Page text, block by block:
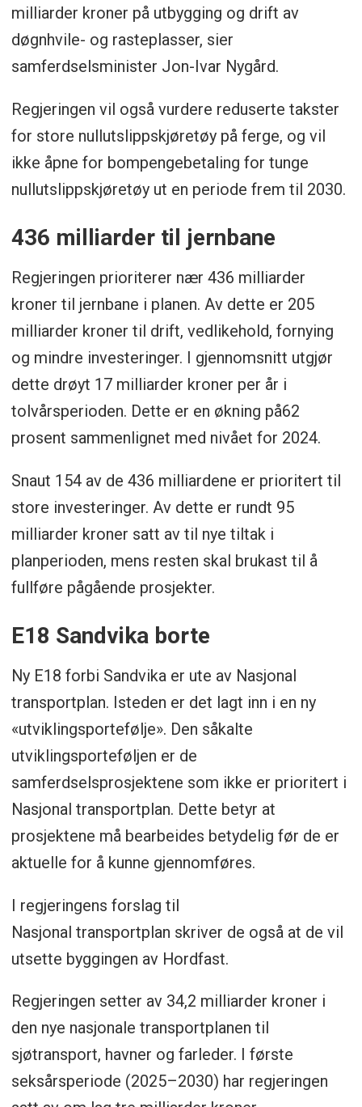
milliarder kroner på utbygging og drift av
døgnhvile- og rasteplasser, sier
samferdselsminister Jon-Ivar Nygård.
Regjeringen vil også vurdere reduserte takster
for store nullutslippskjøretøy på ferge, og vil
ikke åpne for bompengebetaling for tunge
nullutslippskjøretøy ut en periode frem til 2030.
436 milliarder til jernbane
Regjeringen prioriterer nær 436 milliarder
kroner til jernbane i planen. Av dette er 205
milliarder kroner til drift, vedlikehold, fornying
og mindre investeringer. I gjennomsnitt utgjør
dette drøyt 17 milliarder kroner per år i
tolvårsperioden. Dette er en økning på62
prosent sammenlignet med nivået for 2024.
Snaut 154 av de 436 milliardene er prioritert til
store investeringer. Av dette er rundt 95
milliarder kroner satt av til nye tiltak i
planperioden, mens resten skal brukast til å
fullføre pågående prosjekter.
E18 Sandvika borte
Ny E18 forbi Sandvika er ute av Nasjonal
transportplan. Isteden er det lagt inn i en ny
«utviklingsportefølje». Den såkalte
utviklingsporteføljen er de
samferdselsprosjektene som ikke er prioritert i
Nasjonal transportplan. Dette betyr at
prosjektene må bearbeides betydelig før de er
aktuelle for å kunne gjennomføres.
I regjeringens forslag til
Nasjonal transportplan skriver de også at de vil
utsette byggingen av Hordfast.
Regjeringen setter av 34,2 milliarder kroner i
den nye nasjonale transportplanen til
sjøtransport, havner og farleder. I første
seksårsperiode (2025–2030) har regjeringen